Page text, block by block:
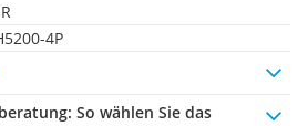
4P
: So wählen Sie das